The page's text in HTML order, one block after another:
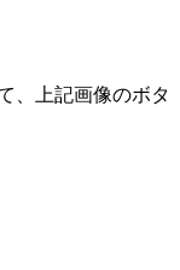
、上記画像のボタ